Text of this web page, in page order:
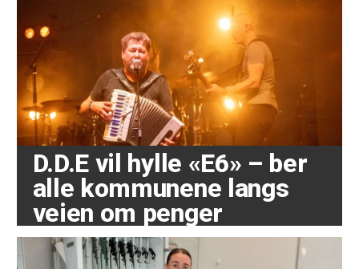
D.D.E vil hylle «E6» – ber
alle kommunene langs
veien om penger